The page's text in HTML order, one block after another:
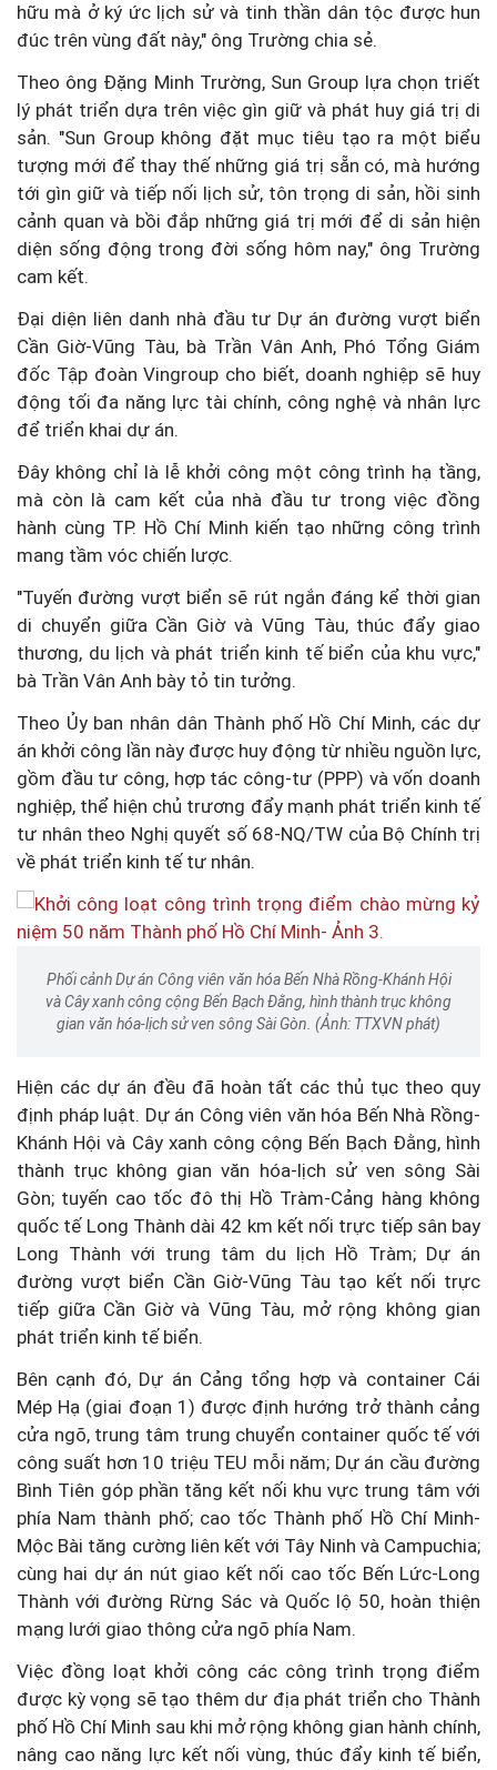
hữu mà ở ký ức lịch sử và tinh thần dân tộc được hun
đúc trên vùng đất này," ông Trường chia sẻ.
Theo ông Đặng Minh Trường, Sun Group lựa chọn triết
lý phát triển dựa trên việc gìn giữ và phát huy giá trị di
sản. "Sun Group không đặt mục tiêu tạo ra một biểu
tượng mới để thay thế những giá trị sẵn có, mà hướng
tới gìn giữ và tiếp nối lịch sử, tôn trọng di sản, hồi sinh
cảnh quan và bồi đắp những giá trị mới để di sản hiện
diện sống động trong đời sống hôm nay," ông Trường
cam kết.
Đại diện liên danh nhà đầu tư Dự án đường vượt biển
Cần Giờ-Vũng Tàu, bà Trần Vân Anh, Phó Tổng Giám
đốc Tập đoàn Vingroup cho biết, doanh nghiệp sẽ huy
động tối đa năng lực tài chính, công nghệ và nhân lực
để triển khai dự án.
Đây không chỉ là lễ khởi công một công trình hạ tầng,
mà còn là cam kết của nhà đầu tư trong việc đồng
hành cùng TP. Hồ Chí Minh kiến tạo những công trình
mang tầm vóc chiến lược.
"Tuyến đường vượt biển sẽ rút ngắn đáng kể thời gian
di chuyển giữa Cần Giờ và Vũng Tàu, thúc đẩy giao
thương, du lịch và phát triển kinh tế biển của khu vực,"
bà Trần Vân Anh bày tỏ tin tưởng.
Theo Ủy ban nhân dân Thành phố Hồ Chí Minh, các dự
án khởi công lần này được huy động từ nhiều nguồn lực,
gồm đầu tư công, hợp tác công-tư (PPP) và vốn doanh
nghiệp, thể hiện chủ trương đẩy mạnh phát triển kinh tế
tư nhân theo Nghị quyết số 68-NQ/TW của Bộ Chính trị
về phát triển kinh tế tư nhân.
Phối cảnh Dự án Công viên văn hóa Bến Nhà Rồng-Khánh Hội
và Cây xanh công cộng Bến Bạch Đằng, hình thành trục không
gian văn hóa-lịch sử ven sông Sài Gòn. (Ảnh: TTXVN phát)
Hiện các dự án đều đã hoàn tất các thủ tục theo quy
định pháp luật. Dự án Công viên văn hóa Bến Nhà Rồng-
Khánh Hội và Cây xanh công cộng Bến Bạch Đằng, hình
thành trục không gian văn hóa-lịch sử ven sông Sài
Gòn; tuyến cao tốc đô thị Hồ Tràm-Cảng hàng không
quốc tế Long Thành dài 42 km kết nối trực tiếp sân bay
Long Thành với trung tâm du lịch Hồ Tràm; Dự án
đường vượt biển Cần Giờ-Vũng Tàu tạo kết nối trực
tiếp giữa Cần Giờ và Vũng Tàu, mở rộng không gian
phát triển kinh tế biển.
Bên cạnh đó, Dự án Cảng tổng hợp và container Cái
Mép Hạ (giai đoạn 1) được định hướng trở thành cảng
cửa ngõ, trung tâm trung chuyển container quốc tế với
công suất hơn 10 triệu TEU mỗi năm; Dự án cầu đường
Bình Tiên góp phần tăng kết nối khu vực trung tâm với
phía Nam thành phố; cao tốc Thành phố Hồ Chí Minh-
Mộc Bài tăng cường liên kết với Tây Ninh và Campuchia;
cùng hai dự án nút giao kết nối cao tốc Bến Lức-Long
Thành với đường Rừng Sác và Quốc lộ 50, hoàn thiện
mạng lưới giao thông cửa ngõ phía Nam.
Việc đồng loạt khởi công các công trình trọng điểm
được kỳ vọng sẽ tạo thêm dư địa phát triển cho Thành
phố Hồ Chí Minh sau khi mở rộng không gian hành chính,
nâng cao năng lực kết nối vùng, thúc đẩy kinh tế biển,